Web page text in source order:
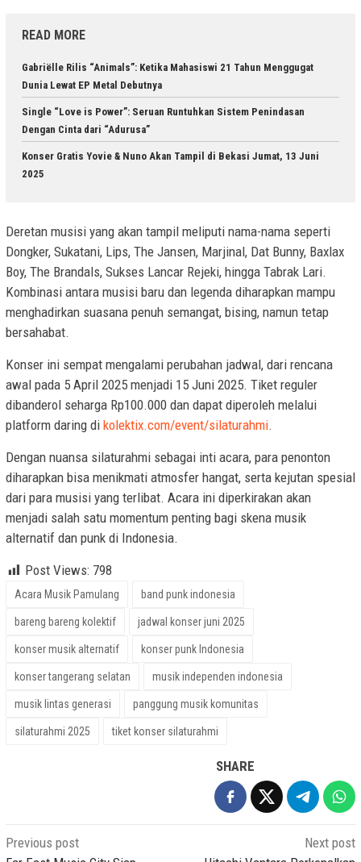
READ MORE
Gabriëlle Rilis “Animals”: Ketika Mahasiswi 21 Tahun Menggugat
Dunia Lewat EP Metal Debutnya
Single “Love is Power”: Seruan Runtuhkan Sistem Penindasan
Dengan Cinta dari “Adurusa”
Konser Gratis Yovie & Nuno Akan Tampil di Bekasi Jumat, 13 Juni
2025
Deretan musisi yang akan tampil meliputi nama-nama seperti
Dongker, Sukatani, Lips, The Jansen, Marjinal, Dat Bunny, Baxlax
Boy, The Brandals, Sukses Lancar Rejeki, hingga Tabrak Lari.
Kombinasi antara musisi baru dan legenda diharapkan mampu
menghadirkan suasana penuh semangat, bising, namun tetap
bersahabat.
Konser ini sempat mengalami perubahan jadwal, dari rencana
awal pada 5 April 2025 menjadi 15 Juni 2025. Tiket reguler
dibanderol seharga Rp100.000 dan dapat diperoleh melalui
platform daring di kolektix.com/event/silaturahmi.
Dengan nuansa silaturahmi sebagai inti acara, para penonton
diharapkan bisa menikmati atmosfer hangat, serta kejutan spesial
dari para musisi yang terlibat. Acara ini diperkirakan akan
menjadi salah satu momentum penting bagi skena musik
alternatif dan punk di Indonesia.
Post Views: 798
Acara Musik Pamulang band punk indonesia
bareng bareng kolektif jadwal konser juni 2025
konser musik alternatif konser punk Indonesia
konser tangerang selatan musik independen indonesia
musik lintas generasi panggung musik komunitas
silaturahmi 2025 tiket konser silaturahmi
SHARE
Post
Previous post
Next post